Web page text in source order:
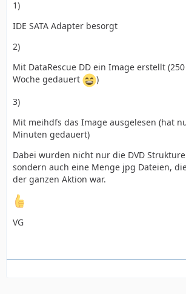
1)
IDE SATA Adapter besorgt
2)
Mit DataRescue DD ein Image erstellt
Woche gedauert
)
3)
Mit meihdfs das Image ausgelesen (hat
Minuten gedauert)
Dabei wurden nicht nur die DVD
sondern auch eine Menge jpg Dateien,
der ganzen Aktion war.
VG